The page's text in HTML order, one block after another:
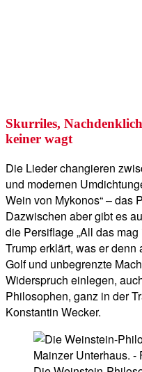
Skurriles,
keiner wagt
Die Lieder changieren
und modernen
Wein von Mykonos“ – das
Dazwischen aber gibt es
die Persiflage „All das
Trump erklärt, was er
Golf und unbegrenzte
Widerspruch einlegen,
Philosophen, ganz in der
Konstantin Wecker.